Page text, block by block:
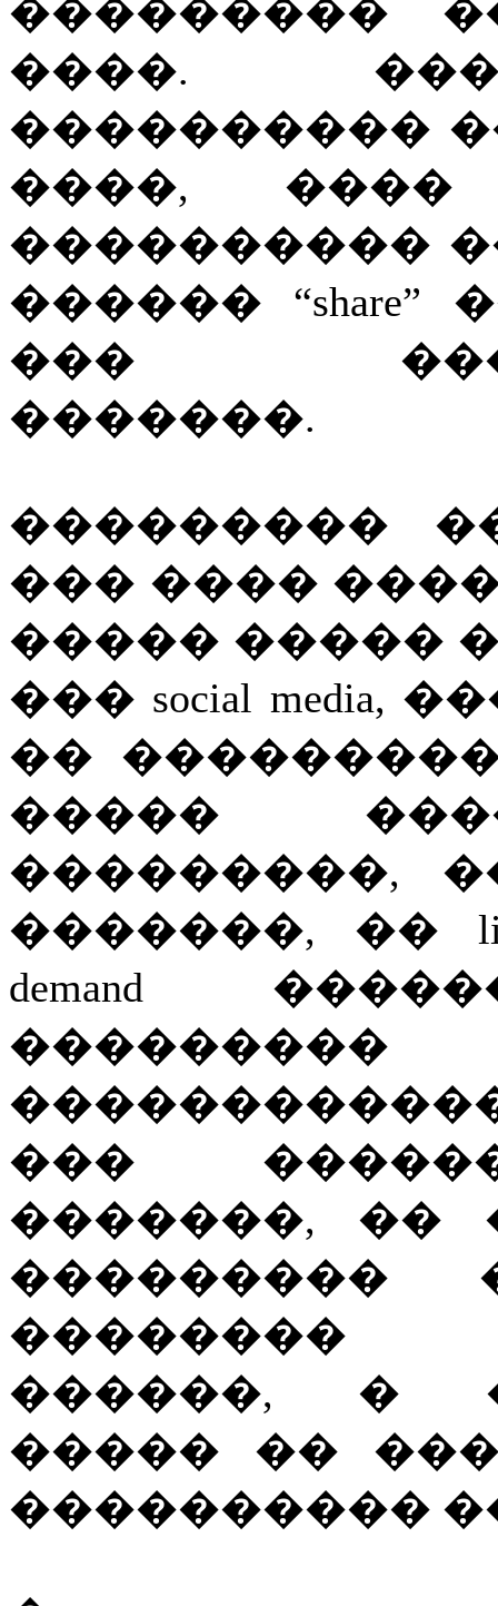
���������
����.
����������
����,
����������
������
���
�������.
���������
��� ����
����� �����
��� social media,
��
�����
���������,
�������, ��
demand
���
�������, ��
���������
��������
������, �
����� ��
����������